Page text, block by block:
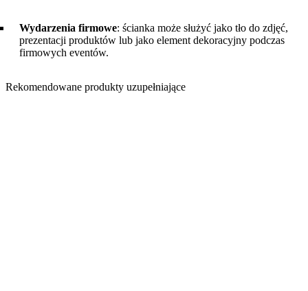
Wydarzenia firmowe: ścianka może służyć jako tło do zdjęć,
prezentacji produktów lub jako element dekoracyjny podczas
firmowych eventów.
Rekomendowane produkty uzupełniające